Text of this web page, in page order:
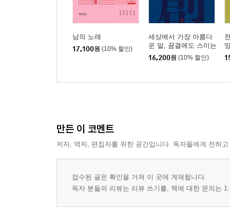
남의 노래
17,100원 (10% 할인)
세상에서 가장 아름다
운 말, 꿈결에도 스미는
그리운 이름
16,200원 (10% 할인)
만든 이 코멘트
저자, 역자, 편집자를 위한 공간입니다. 독자들에게 전하
접수된 글은 확인을 거쳐 이 곳에 게재됩니다.
독자 분들의 리뷰는 리뷰 쓰기를, 책에 대한 문의는